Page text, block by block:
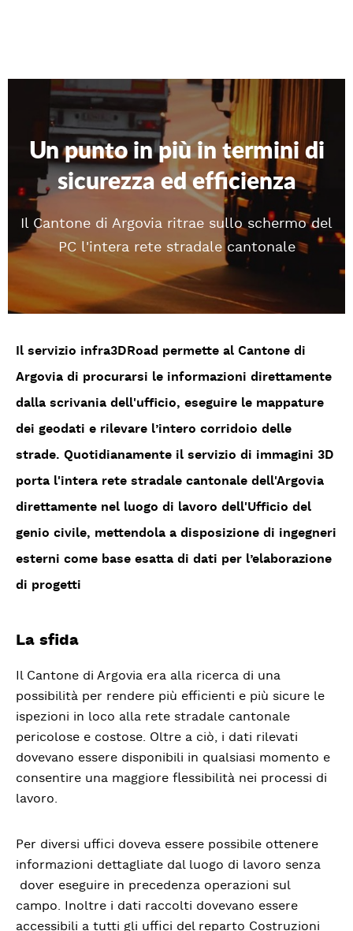
Un punto in più in termini di
sicurezza ed efficienza
Il Cantone di Argovia ritrae sullo schermo del
PC l'intera rete stradale cantonale
Il servizio infra3DRoad permette al Cantone di
Argovia di procurarsi le informazioni direttamente
dalla scrivania dell'ufficio, eseguire le mappature
dei geodati e rilevare l’intero corridoio delle
strade. Quotidianamente il servizio di immagini 3D
porta l'intera rete stradale cantonale dell'Argovia
direttamente nel luogo di lavoro dell'Ufficio del
genio civile, mettendola a disposizione di ingegneri
esterni come base esatta di dati per l’elaborazione
di progetti
La sfida
Il Cantone di Argovia era alla ricerca di una
possibilità per rendere più efficienti e più sicure le
ispezioni in loco alla rete stradale cantonale
pericolose e costose. Oltre a ciò, i dati rilevati
dovevano essere disponibili in qualsiasi momento e
consentire una maggiore flessibilità nei processi di
lavoro.
Per diversi uffici doveva essere possibile ottenere
informazioni dettagliate dal luogo di lavoro senza
dover eseguire in precedenza operazioni sul
campo. Inoltre i dati raccolti dovevano essere
accessibili a tutti gli uffici del reparto Costruzioni